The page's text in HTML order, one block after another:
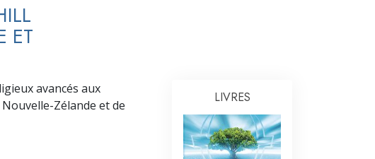
La communication
ET
avancés aux
Zélande et de
LIVRES